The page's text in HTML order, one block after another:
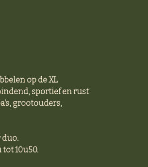
op de XL
sportief en rust
grootouders,
duo.
tot 10u50.